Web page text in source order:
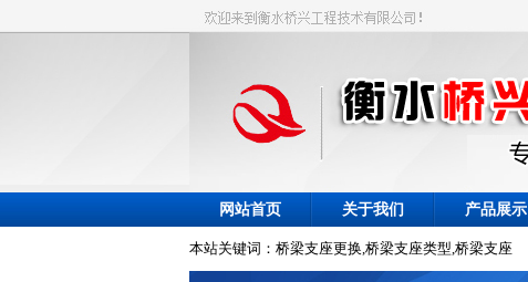
网站首页 关于我们 产品展示
本站关键词：桥梁支座更换,桥梁支座类型,桥梁支座